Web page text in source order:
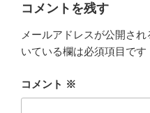
コメントを残す
メールアドレスが公開され
いている欄は必須項目です
コメント ※